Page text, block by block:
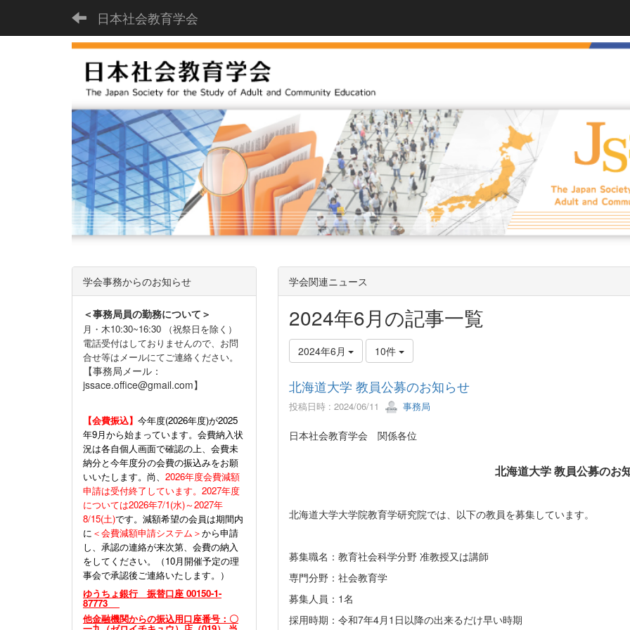
日本社会教育学会
学会関連ニュース
2024年6月の記事一覧
2024年6月 10件
北海道大学 教員公募のお知らせ
投稿日時 : 2024/06/11 事務局
日本社会教育学会 関係各位
北海道大学 教員公募のお
北海道大学大学院教育学研究院では、以下の教員を募集しています。
募集職名：教育社会科学分野 准教授又は講師
専門分野：社会教育学
募集人員：1名
採用時期：令和7年4月1日以降の出来るだけ早い時期
学会事務からのお知らせ
＜事務局員の勤務について＞
月・木10:30~16:30 （祝祭日を除く）
電話受付はしておりませんので、お問
合せ等はメールにてご連絡ください。
【事務局メール：
jssace.office@gmail.com】
【会費振込】 今年度(2026年度)が2025
年9月から始まっています。会費納入状
況は各自個人画面で確認の上、会費未
納分と今年度分の会費の振込みをお願
いいたします。尚、 2026年度会費減額
申請は受付終了しています。2027年度
については2026年7/1(水)～2027年
8/15(土)です。減額希望の会員は期間内
に ＜会費減額申請システム＞から申請
し、承認の連絡が来次第、会費の納入
をしてください。（10月開催予定の理
事会で承認後ご連絡いたします。）
ゆうちょ銀行 振替口座 00150-1-
87773
他金融機関からの振込用口座番号：〇